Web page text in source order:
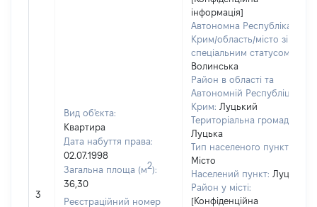
3
Вид об'єкта:
Квартира
Дата набуття права:
02.07.1998
Загальна площа (м2):
36,30
Реєстраційний номер
інформація]
Автономна Республіка
Крим/область/місто зі
спеціальним статусом:
Волинська
Район в області та
Автономній Республіці
Крим: Луцький
Територіальна громада:
Луцька
Тип населеного пункту:
Місто
Населений пункт: Луцьк
Район у місті:
[Конфіденційна